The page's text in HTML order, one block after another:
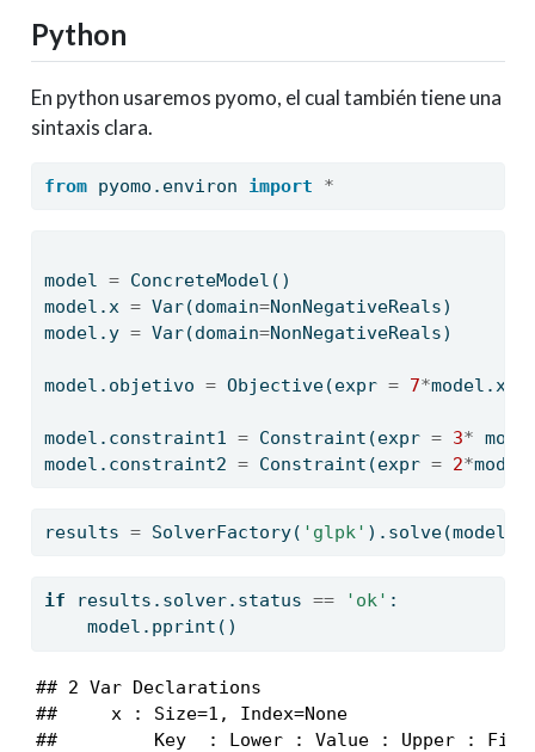
Python
En python usaremos pyomo, el cual también tiene una
sintaxis clara.
from pyomo.environ import *
model = ConcreteModel()
model.x = Var(domain=NonNegativeReals)
model.y = Var(domain=NonNegativeReals)
model.objetivo = Objective(expr = 7*model.x
model.constraint1 = Constraint(expr = 3*
model.constraint2 = Constraint(expr = 2*
results = SolverFactory( 'glpk' ).solve(model)
if results.solver.status == 'ok' :
    model.pprint()
## 2 Var Declarations
##     x : Size=1, Index=None
##         Key  : Lower : Value : Upper :